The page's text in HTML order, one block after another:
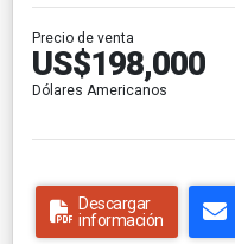
Precio de venta
US$198,000
Dólares Americanos
Descargar
información